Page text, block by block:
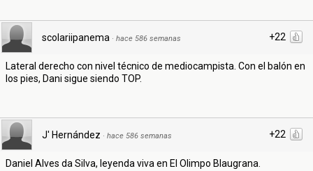
+22
scolariipanema · hace 586 semanas
Lateral derecho con nivel técnico de mediocampista. Con el balón en
los pies, Dani sigue siendo TOP.
+22
J' Hernández · hace 586 semanas
Daniel Alves da Silva, leyenda viva en El Olimpo Blaugrana.